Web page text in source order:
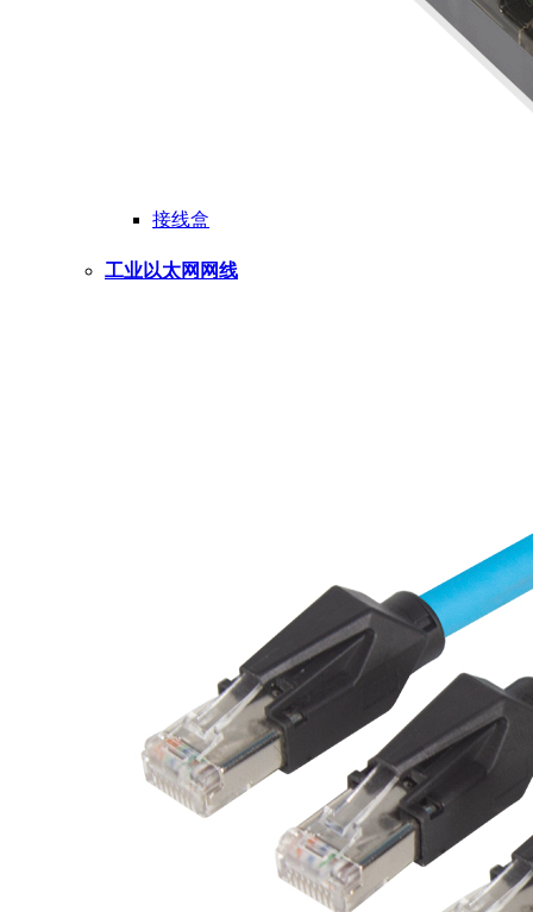
接线盒
工业以太网网线